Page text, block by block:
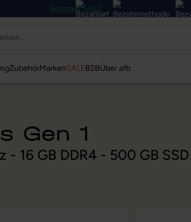
Summer SALE
ZubehörMarkenSALEB2BÜber afb
Gen 1
- 16 GB DDR4 - 500 GB